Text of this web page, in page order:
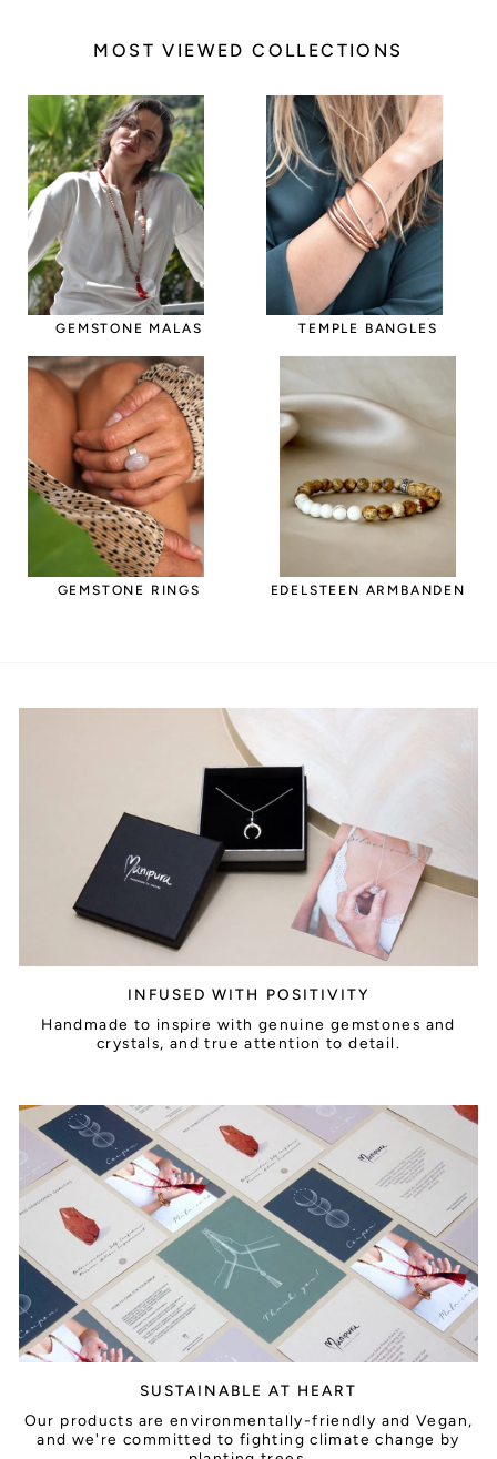
MOST VIEWED COLLECTIONS
GEMSTONE MALAS TEMPLE BANGLES
GEMSTONE RINGS EDELSTEEN ARMBANDEN
INFUSED WITH POSITIVITY
Handmade to inspire with genuine gemstones and
crystals, and true attention to detail.
SUSTAINABLE AT HEART
Our products are environmentally-friendly and Vegan,
and we're committed to fighting climate change by